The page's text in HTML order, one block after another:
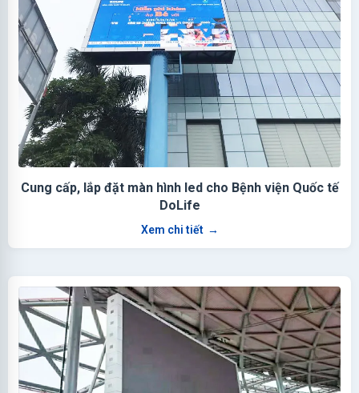
Cung cấp, lắp đặt màn hình led cho Bệnh viện Quốc tế
DoLife
Xem chi tiết →